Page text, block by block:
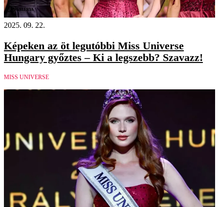
Galéria
2025. 09. 22.
Képeken az öt legutóbbi Miss Universe
Hungary győztes – Ki a legszebb? Szavazz!
MISS UNIVERSE